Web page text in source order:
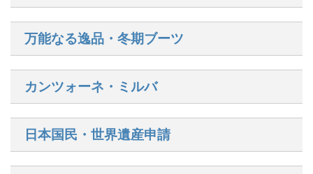
万能なる逸品・冬期ブーツ
カンツォーネ・ミルバ
日本国民・世界遺産申請